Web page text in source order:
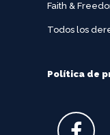
Faith &
Todos los
Política de